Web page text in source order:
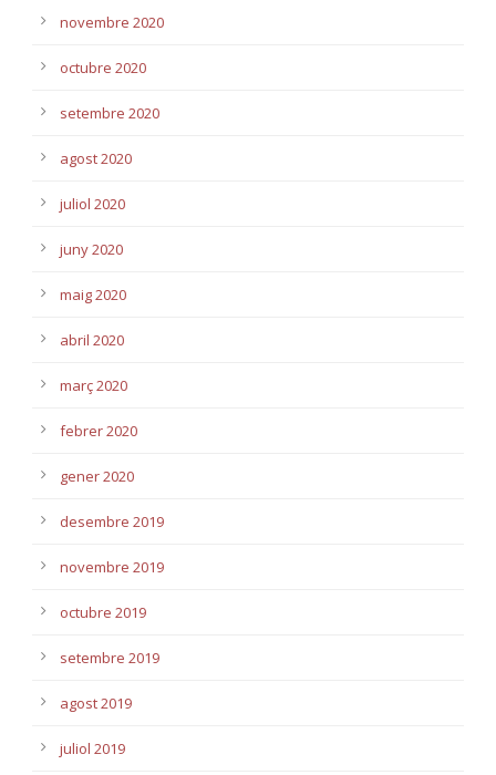
novembre 2020
octubre 2020
setembre 2020
agost 2020
juliol 2020
juny 2020
maig 2020
abril 2020
març 2020
febrer 2020
gener 2020
desembre 2019
novembre 2019
octubre 2019
setembre 2019
agost 2019
juliol 2019